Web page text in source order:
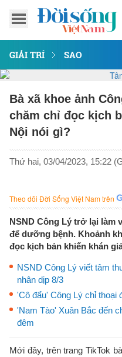
GIẢI TRÍ SAO
Bà xã khoe ảnh
chăm chỉ đọc kịch
Nội nói gì?
Thứ hai, 03/04/2023, 15:22
Theo dõi Đời Sống Việt Nam trên
NSND Công Lý trở lại làm
để dưỡng bệnh. Khoảnh
đọc kịch bản khiến khán
NSND Công Lý viết tâm
nhân dịp 8/3
'Cô đẩu' Công Lý chỉ thoại
'Nam Tào' Xuân Bắc đến
đêm
Mới đây, trên trang TikTok